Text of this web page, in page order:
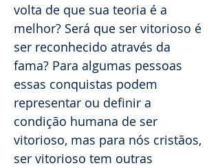
volta de que sua teoria é a
melhor? Será que ser vitorioso é
ser reconhecido através da
fama? Para algumas pessoas
essas conquistas podem
representar ou definir a
condição humana de ser
vitorioso, mas para nós cristãos,
ser vitorioso tem outras